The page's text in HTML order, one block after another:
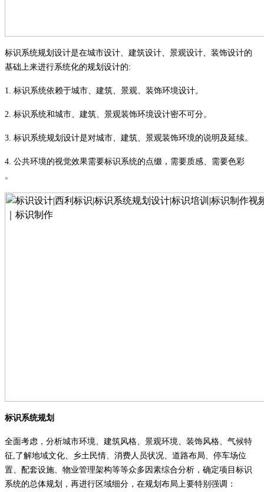
标识系统规划设计是在城市设计、建筑设计、景观设计、装饰设计的
基础上来进行系统化的规划设计的:
1. 标识系统依赖于城市、建筑、景观、装饰环境设计。
2. 标识系统和城市、建筑、景观装饰环境设计密不可分。
3. 标识系统规划设计是对城市、建筑、景观装饰环境的说明及延续。
4. 公共环境的视觉效果需要标识系统的点缀，需要质感、需要色彩
。
标识系统规划
全面考虑，分析城市环境、建筑风格、景观环境、装饰风格、气候特
征 了解地域文化、乡土民情、消费人员状况、道路布局、停车场位
置、配套设施、物业管理架构等等众多因素综合分析，确定项目标识
系统的总体规划，再进行区域细分，在规划布局上要特别强调：